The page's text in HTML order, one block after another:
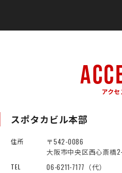
アクセ
スポタカビル本部
住所
〒542-0086
大阪市中央区西心斎橋
TEL 06-6211-7177（代）